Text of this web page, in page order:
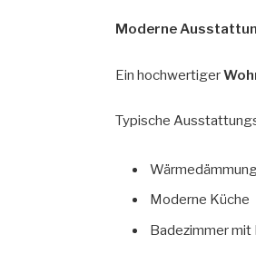
Moderne
Ein hochwertiger
Typische
Moderne Küche
Badezimmer mit